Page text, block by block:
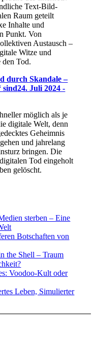
Text-Bild-
Raum geteilt
Inhalte und
Punkt. Von
Austausch –
Witze und
den Tod.
durch Skandale –
sind24. Juli 2024 -
möglich als je
digitale Welt, denn
Geheimnis
und jahrelang
bringen. Die
Tod eingeholt
gelöscht.
sterben – Eine
Botschaften von
the Shell – Traum
Voodoo-Kult oder
Leben, Simulierter